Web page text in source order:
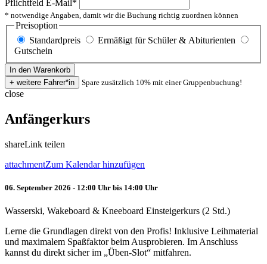
Pflichtfeld E-Mail*
* notwendige Angaben, damit wir die Buchung richtig zuordnen können
Preisoption
Standardpreis
Ermäßigt für Schüler & Abiturienten
Gutschein
Spare zusätzlich 10% mit einer Gruppenbuchung!
close
Anfängerkurs
shareLink teilen
attachmentZum Kalendar hinzufügen
06. September 2026 - 12:00 Uhr bis 14:00 Uhr
Wasserski, Wakeboard & Kneeboard Einsteigerkurs (2 Std.)
Lerne die Grundlagen direkt von den Profis! Inklusive Leihmaterial
und maximalem Spaßfaktor beim Ausprobieren. Im Anschluss
kannst du direkt sicher im „Üben-Slot“ mitfahren.